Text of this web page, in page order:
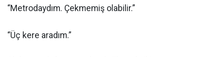
“Metrodaydım. Çekmemiş olabilir.”
“Üç kere aradım.”